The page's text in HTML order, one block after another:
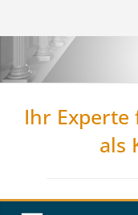
Inhalt
springen
Ihr
als